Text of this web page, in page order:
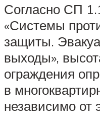
Согласно СП
«Системы
защиты.
выходы»,
ограждения
в
независимо от